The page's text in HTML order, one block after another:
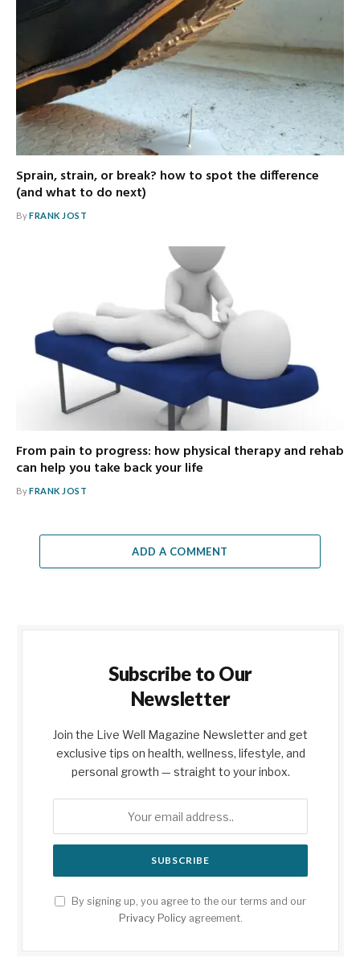
Sprain, strain, or break? how to spot the difference
(and what to do next)
ByFRANK JOST
From pain to progress: how physical therapy and rehab
can help you take back your life
ByFRANK JOST
ADD A COMMENT
Subscribe to Our
Newsletter
Join the Live Well Magazine Newsletter and get
exclusive tips on health, wellness, lifestyle, and
personal growth — straight to your inbox.
By signing up, you agree to the our terms and our
Privacy Policyagreement.